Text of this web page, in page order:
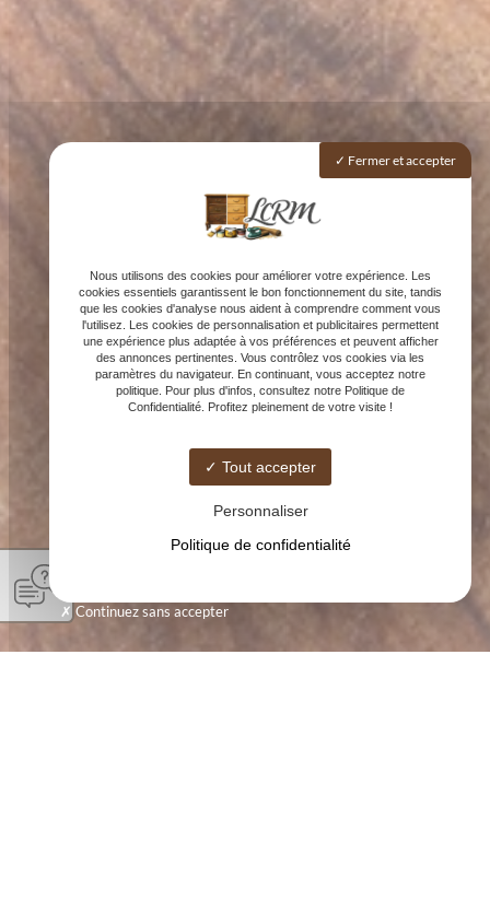
Fermer et accepter
Nous utilisons des cookies pour améliorer votre expérience. Les
cookies essentiels garantissent le bon fonctionnement du site, tandis
que les cookies d'analyse nous aident à comprendre comment vous
l'utilisez. Les cookies de personnalisation et publicitaires permettent
une expérience plus adaptée à vos préférences et peuvent afficher
des annonces pertinentes. Vous contrôlez vos cookies via les
paramètres du navigateur. En continuant, vous acceptez notre
politique. Pour plus d'infos, consultez notre Politique de
Confidentialité. Profitez pleinement de votre visite !
Tout accepter
Personnaliser
Politique de confidentialité
Continuez sans accepter